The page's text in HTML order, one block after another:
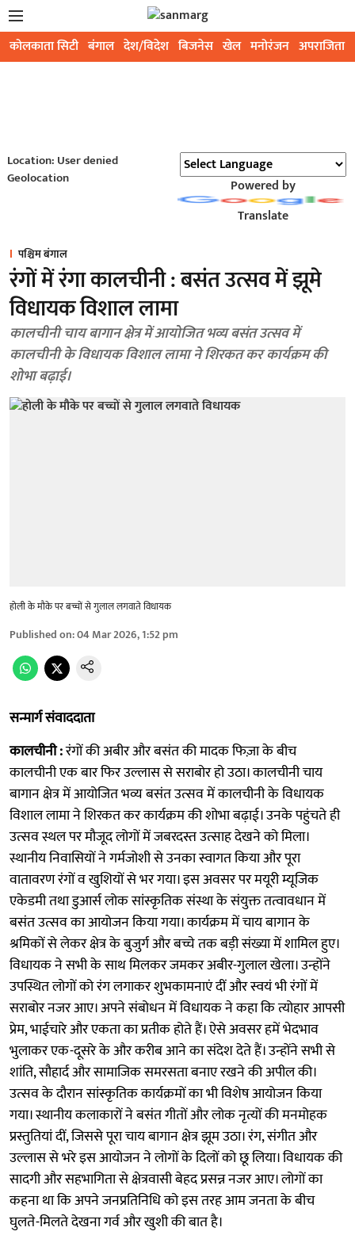
कोलकाता सिटी बंगाल देश/विदेश बिजनेस खेल मनोरंजन अपराजिता
Location: User denied
Geolocation
Powered by
Translate
पश्चिम बंगाल
रंगों में रंगा कालचीनी : बसंत उत्सव में झूमे
विधायक विशाल लामा
कालचीनी चाय बागान क्षेत्र में आयोजित भव्य बसंत उत्सव में
कालचीनी के विधायक विशाल लामा ने शिरकत कर कार्यक्रम की
शोभा बढ़ाई।
होली के मौके पर बच्चों से गुलाल लगवाते विधायक
Published on:04 Mar 2026, 1:52 pm
सन्मार्ग संवाददाता
कालचीनी :रंगों की अबीर और बसंत की मादक फिज़ा के बीच
कालचीनी एक बार फिर उल्लास से सराबोर हो उठा। कालचीनी चाय
बागान क्षेत्र में आयोजित भव्य बसंत उत्सव में कालचीनी के विधायक
विशाल लामा ने शिरकत कर कार्यक्रम की शोभा बढ़ाई। उनके पहुंचते ही
उत्सव स्थल पर मौजूद लोगों में जबरदस्त उत्साह देखने को मिला।
स्थानीय निवासियों ने गर्मजोशी से उनका स्वागत किया और पूरा
वातावरण रंगों व खुशियों से भर गया। इस अवसर पर मयूरी म्यूजिक
एकेडमी तथा डुआर्स लोक सांस्कृतिक संस्था के संयुक्त तत्वावधान में
बसंत उत्सव का आयोजन किया गया। कार्यक्रम में चाय बागान के
श्रमिकों से लेकर क्षेत्र के बुजुर्ग और बच्चे तक बड़ी संख्या में शामिल हुए।
विधायक ने सभी के साथ मिलकर जमकर अबीर-गुलाल खेला। उन्होंने
उपस्थित लोगों को रंग लगाकर शुभकामनाएं दीं और स्वयं भी रंगों में
सराबोर नजर आए। अपने संबोधन में विधायक ने कहा कि त्योहार आपसी
प्रेम, भाईचारे और एकता का प्रतीक होते हैं। ऐसे अवसर हमें भेदभाव
भुलाकर एक-दूसरे के और करीब आने का संदेश देते हैं। उन्होंने सभी से
शांति, सौहार्द और सामाजिक समरसता बनाए रखने की अपील की।
उत्सव के दौरान सांस्कृतिक कार्यक्रमों का भी विशेष आयोजन किया
गया। स्थानीय कलाकारों ने बसंत गीतों और लोक नृत्यों की मनमोहक
प्रस्तुतियां दीं, जिससे पूरा चाय बागान क्षेत्र झूम उठा। रंग, संगीत और
उल्लास से भरे इस आयोजन ने लोगों के दिलों को छू लिया। विधायक की
सादगी और सहभागिता से क्षेत्रवासी बेहद प्रसन्न नजर आए। लोगों का
कहना था कि अपने जनप्रतिनिधि को इस तरह आम जनता के बीच
घुलते-मिलते देखना गर्व और खुशी की बात है।